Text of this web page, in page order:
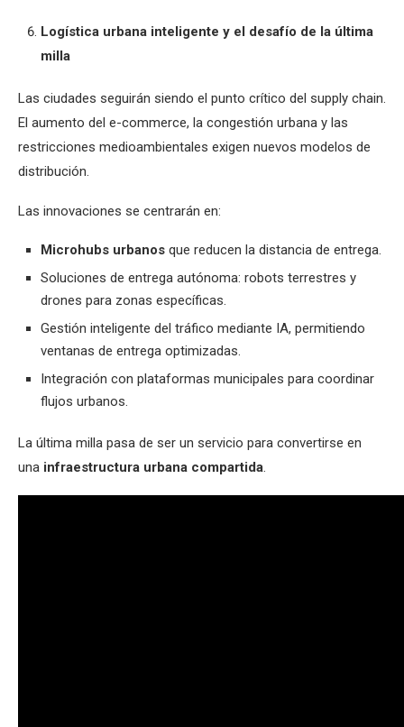
Logística urbana inteligente y el desafío de la última
milla
Las ciudades seguirán siendo el punto crítico del supply chain.
El aumento del e-commerce, la congestión urbana y las
restricciones medioambientales exigen nuevos modelos de
distribución.
Las innovaciones se centrarán en:
Microhubs urbanos que reducen la distancia de entrega.
Soluciones de entrega autónoma: robots terrestres y
drones para zonas específicas.
Gestión inteligente del tráfico mediante IA, permitiendo
ventanas de entrega optimizadas.
Integración con plataformas municipales para coordinar
flujos urbanos.
La última milla pasa de ser un servicio para convertirse en
una infraestructura urbana compartida.